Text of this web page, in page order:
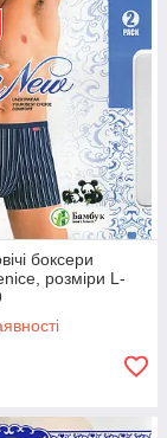
боксери
розміри L-